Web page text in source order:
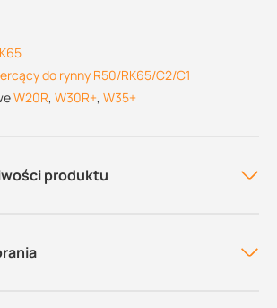
do rynny R50/RK65/C2/C1
W20R, W30R+, W35+
produktu